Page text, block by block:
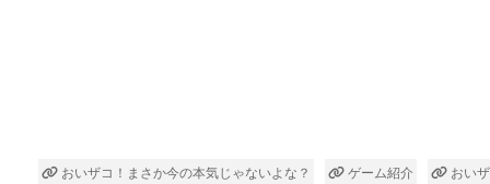
おいザコ！まさか今の本気じゃないよな？ ゲーム紹介
おいザ